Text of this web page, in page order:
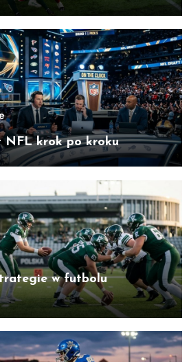
NFL krok po kroku
w futbolu